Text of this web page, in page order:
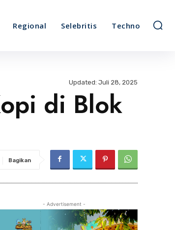
Regional Selebritis Techno
Updated: Juli 28, 2025
di Blok
Bagikan
- Advertisement -